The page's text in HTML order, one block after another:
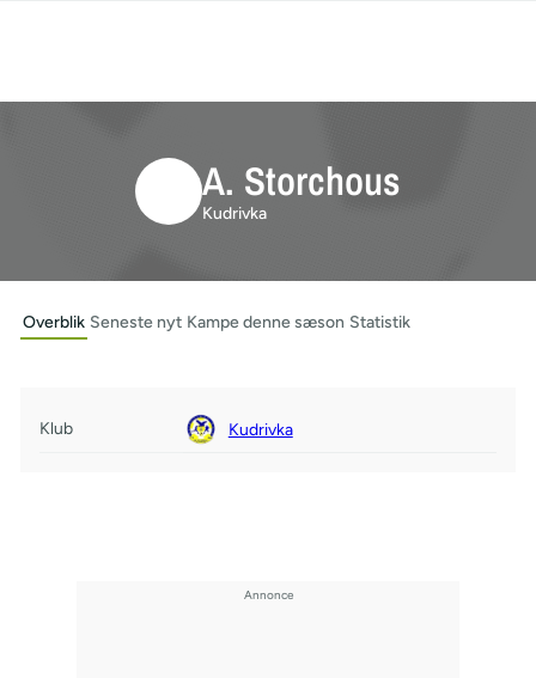
A. Storchous
Kudrivka
Overblik Seneste nyt Kampe denne sæson Statistik
Klub Kudrivka